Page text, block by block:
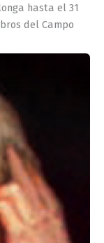
hasta el 31
del Campo